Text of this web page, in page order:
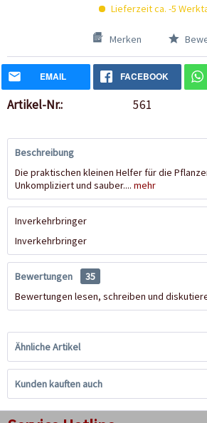
Lieferzeit ca. -5
Merken
EMAIL FACEBOOK
Artikel-Nr.: 561
Beschreibung
Die praktischen kleinen Helfer für die
Unkompliziert und sauber.... mehr
Inverkehrbringer
Inverkehrbringer
Bewertungen
35
Bewertungen lesen, schreiben und
Ähnliche Artikel
Kunden kauften auch